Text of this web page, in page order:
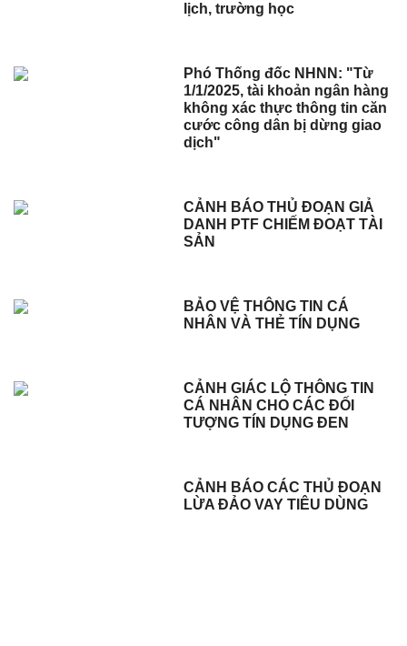
lịch, trường học
Phó Thống đốc NHNN: "Từ
1/1/2025, tài khoản ngân hàng
không xác thực thông tin căn
cước công dân bị dừng giao
dịch"
CẢNH BÁO THỦ ĐOẠN GIẢ
DANH PTF CHIẾM ĐOẠT TÀI
SẢN
BẢO VỆ THÔNG TIN CÁ
NHÂN VÀ THẺ TÍN DỤNG
CẢNH GIÁC LỘ THÔNG TIN
CÁ NHÂN CHO CÁC ĐỐI
TƯỢNG TÍN DỤNG ĐEN
CẢNH BÁO CÁC THỦ ĐOẠN
LỪA ĐẢO VAY TIÊU DÙNG